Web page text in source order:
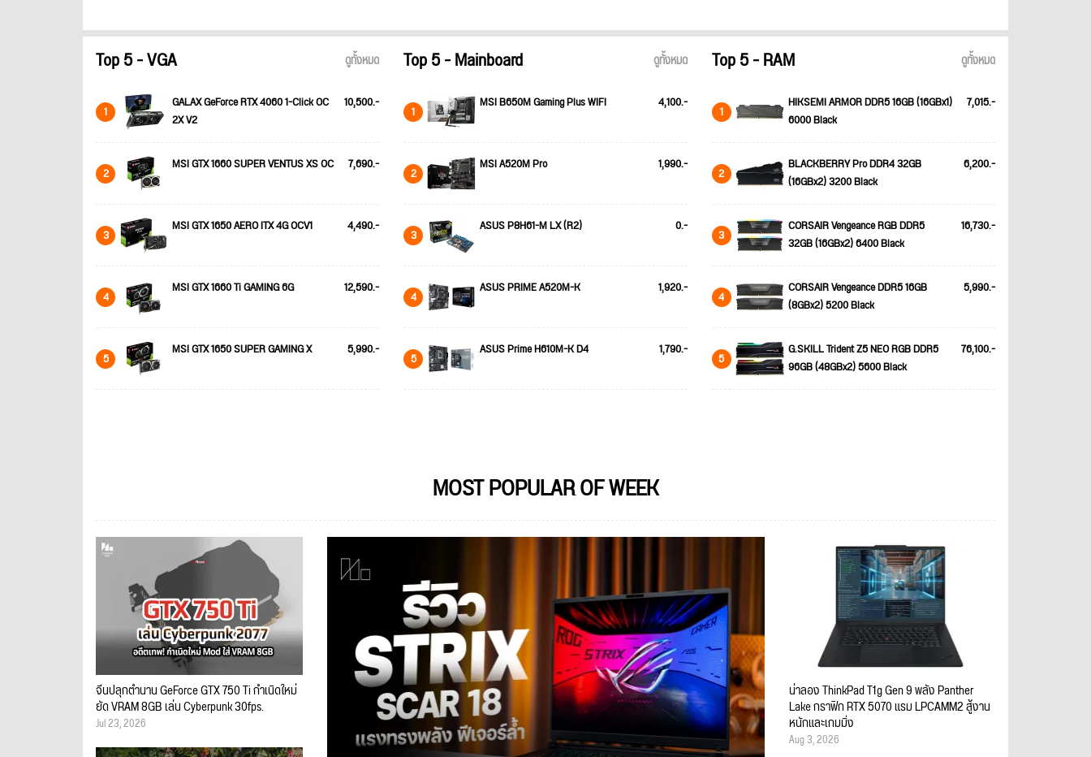
Top 5 - VGA ดูทั้งหมด
1
GALAX GeForce RTX 4060 1-Click OC
2X V2
10,500.-
2 MSI GTX 1660 SUPER VENTUS XS OC 7,690.-
3 MSI GTX 1650 AERO ITX 4G OCV1 4,490.-
4 MSI GTX 1660 Ti GAMING 6G 12,590.-
5 MSI GTX 1650 SUPER GAMING X 5,990.-
Top 5 - Mainboard ดูทั้งหมด
1 MSI B650M Gaming Plus WIFI 4,100.-
2 MSI A520M Pro 1,990.-
3 ASUS P8H61-M LX (R2) 0.-
4 ASUS PRIME A520M-K 1,920.-
5 ASUS Prime H610M-K D4 1,790.-
Top 5 - RAM ดูทั้งหมด
1
HIKSEMI ARMOR DDR5 16GB (16GBx1)
6000 Black
7,015.-
2
BLACKBERRY Pro DDR4 32GB
(16GBx2) 3200 Black
6,200.-
3
CORSAIR Vengeance RGB DDR5
32GB (16GBx2) 6400 Black
16,730.-
4
CORSAIR Vengeance DDR5 16GB
(8GBx2) 5200 Black
5,990.-
5
G.SKILL Trident Z5 NEO RGB DDR5
96GB (48GBx2) 5600 Black
76,100.-
MOST POPULAR OF WEEK
จีนปลุกตำนาน GeForce GTX 750 Ti กำเนิดใหม่
ยัด VRAM 8GB เล่น Cyberpunk 30fps.
Jul 23, 2026
น่าลอง ThinkPad T1g Gen 9 พลัง Panther
Lake กราฟิก RTX 5070 แรม LPCAMM2 สู้งาน
หนักและเกมมิ่ง
Aug 3, 2026